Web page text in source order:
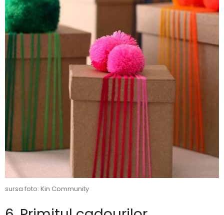
sursa foto: Kin Community